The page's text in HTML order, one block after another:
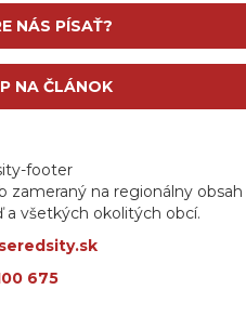
NÁS PÍSAŤ?
NA ČLÁNOK
na regionálny obsah
všetkých okolitých obcí.
675